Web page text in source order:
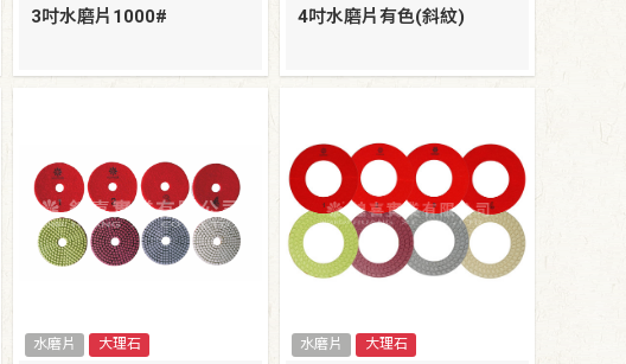
3吋水磨片1000# 4吋水磨片有色(斜紋)
水磨片 大理石 水磨片 大理石